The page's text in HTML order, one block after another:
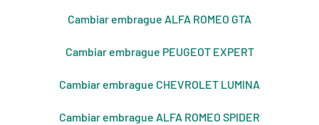
Cambiar embrague ALFA ROMEO GTA
Cambiar embrague PEUGEOT EXPERT
Cambiar embrague CHEVROLET LUMINA
Cambiar embrague ALFA ROMEO SPIDER